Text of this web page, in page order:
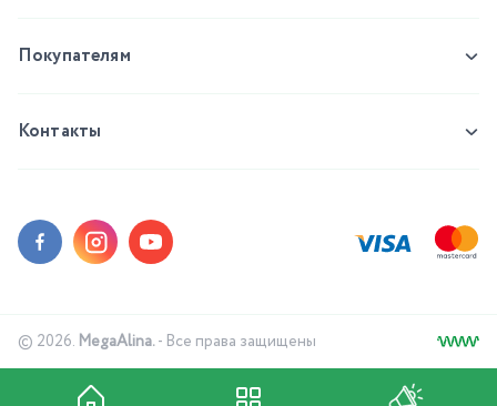
Покупателям
Контакты
© 2026. MegaAlina.- Все права защищены